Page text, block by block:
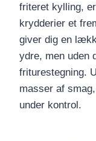
friteret kylling,
krydderier et
giver dig en
ydre, men uden
friturestegning.
masser af
under kontrol.